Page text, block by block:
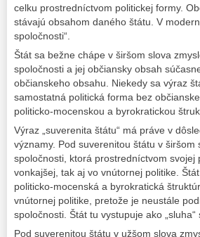
celku prostredníctvom politickej formy.
stávajú obsahom daného štátu. V
spoločnosti“.
Štát sa bežne chápe v širšom slova
spoločnosti a jej občiansky obsah
občianskeho obsahu. Niekedy sa výraz
samostatná politická forma bez
politicko-mocenskou a byrokratickou
Výraz „suverenita štátu“ má práve v
významy. Pod suverenitou štátu v
spoločnosti, ktorá prostredníctvom
vonkajšej, tak aj vo vnútornej politike.
politicko-mocenská a byrokratická
vnútornej politike, pretože je neustále
spoločnosti. Štát tu vystupuje ako „sluha“
Pod suverenitou štátu v užšom slova